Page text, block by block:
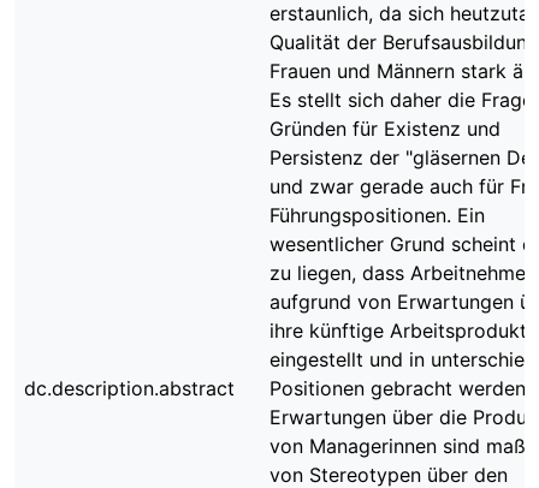
dc.description.abstract
erstaunlich, da sich
Qualität der
Frauen und Männern stark
Es stellt sich daher die Frage
Gründen für Existenz und
Persistenz der "gläsernen
und zwar gerade auch für
Führungspositionen. Ein
wesentlicher Grund scheint
zu liegen, dass Arbeitnehmer
aufgrund von Erwartungen
ihre künftige
eingestellt und in
Positionen gebracht werden.
Erwartungen über die
von Managerinnen sind
von Stereotypen über den